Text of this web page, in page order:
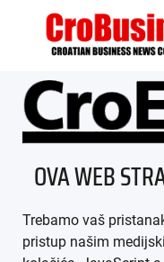
OVA WEB
Trebamo vaš
pristup našim